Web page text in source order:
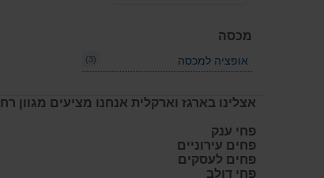
מכסה
אופציה למכסה (3)
אצלינו בארגז וארקלית אנחנו מציעים מגוון
פחי ענק
פחים עירוניים
פחים לעסקים
פחי דולב